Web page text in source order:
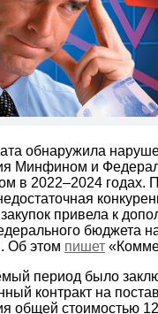
обнаружила
Минфином и
в 2022–2024 годах.
привела к
бюджета
Об этом пишет
период было
контракт на
общей стоимостью